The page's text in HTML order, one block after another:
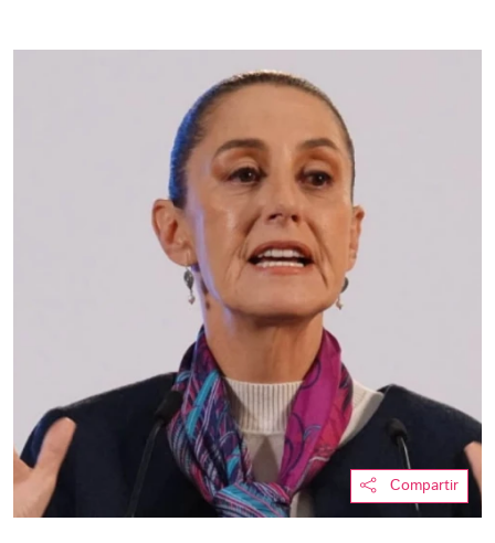
Compartir